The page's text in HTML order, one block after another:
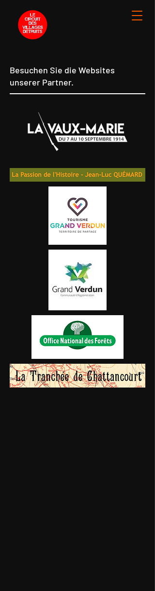
Besuchen Sie die Websites
unserer Partner.